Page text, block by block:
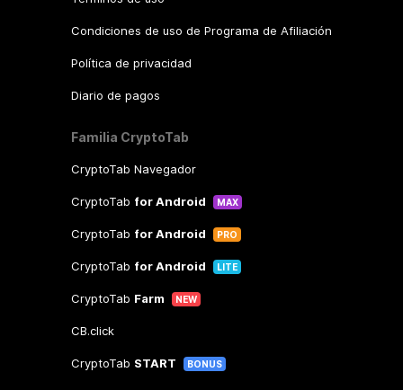
Condiciones de uso de Programa de Afiliación
Política de privacidad
Diario de pagos
Familia CryptoTab
CryptoTab Navegador
CryptoTab for Android MAX
CryptoTab for Android PRO
CryptoTab for Android LITE
CryptoTab Farm NEW
CB.click
CryptoTab START BONUS